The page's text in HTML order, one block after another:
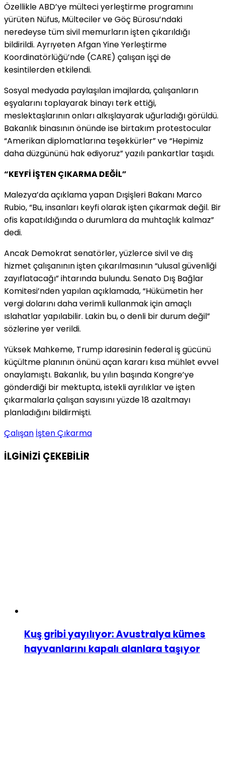
Özellikle ABD’ye mülteci yerleştirme programını
yürüten Nüfus, Mülteciler ve Göç Bürosu’ndaki
neredeyse tüm sivil memurların işten çıkarıldığı
bildirildi. Ayrıyeten Afgan Yine Yerleştirme
Koordinatörlüğü’nde (CARE) çalışan işçi de
kesintilerden etkilendi.
Sosyal medyada paylaşılan imajlarda, çalışanların
eşyalarını toplayarak binayı terk ettiği,
meslektaşlarının onları alkışlayarak uğurladığı görüldü.
Bakanlık binasının önünde ise birtakım protestocular
“Amerikan diplomatlarına teşekkürler” ve “Hepimiz
daha düzgününü hak ediyoruz” yazılı pankartlar taşıdı.
“KEYFİ İŞTEN ÇIKARMA DEĞİL”
Malezya’da açıklama yapan Dışişleri Bakanı Marco
Rubio, “Bu, insanları keyfi olarak işten çıkarmak değil. Bir
ofis kapatıldığında o durumlara da muhtaçlık kalmaz”
dedi.
Ancak Demokrat senatörler, yüzlerce sivil ve dış
hizmet çalışanının işten çıkarılmasının “ulusal güvenliği
zayıflatacağı” ihtarında bulundu. Senato Dış Bağlar
Komitesi’nden yapılan açıklamada, “Hükümetin her
vergi dolarını daha verimli kullanmak için amaçlı
ıslahatlar yapılabilir. Lakin bu, o denli bir durum değil”
sözlerine yer verildi.
Yüksek Mahkeme, Trump idaresinin federal iş gücünü
küçültme planının önünü açan kararı kısa mühlet evvel
onaylamıştı. Bakanlık, bu yılın başında Kongre’ye
gönderdiği bir mektupta, istekli ayrılıklar ve işten
çıkarmalarla çalışan sayısını yüzde 18 azaltmayı
planladığını bildirmişti.
Çalışan İşten Çıkarma
İLGİNİZİ ÇEKEBİLİR
Kuş gribi yayılıyor: Avustralya kümes
hayvanlarını kapalı alanlara taşıyor